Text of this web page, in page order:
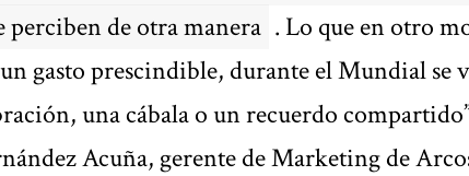
perciben de otra manera . Lo que en otro
gasto prescindible, durante el Mundial se
una cábala o un recuerdo
Acuña, gerente de Marketing de